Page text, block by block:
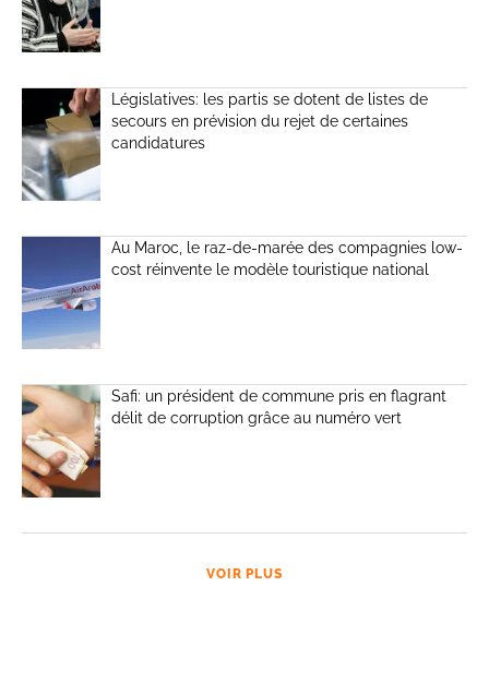
Législatives: les partis se dotent de listes de
secours en prévision du rejet de certaines
candidatures
Au Maroc, le raz-de-marée des compagnies low-
cost réinvente le modèle touristique national
Safi: un président de commune pris en flagrant
délit de corruption grâce au numéro vert
VOIR PLUS